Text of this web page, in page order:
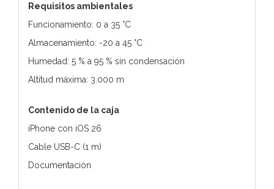
Requisitos ambientales
Funcionamiento: 0 a 35 °C
Almacenamiento: -20 a 45 °C
Humedad: 5 % a 95 % sin condensación
Altitud máxima: 3.000 m
Contenido de la caja
iPhone con iOS 26
Cable USB-C (1 m)
Documentación